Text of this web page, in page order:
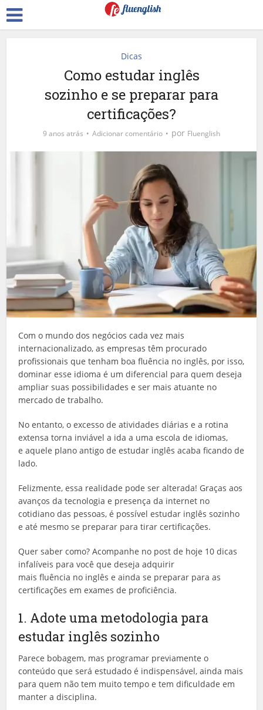
Dicas
Como estudar inglês
sozinho e se preparar para
certificações?
9 anos atrás Adicionar comentário por Fluenglish
Com o mundo dos negócios cada vez mais
internacionalizado, as empresas têm procurado
profissionais que tenham boa fluência no inglês, por isso,
dominar esse idioma é um diferencial para quem deseja
ampliar suas possibilidades e ser mais atuante no
mercado de trabalho.
No entanto, o excesso de atividades diárias e a rotina
extensa torna inviável a ida a uma escola de idiomas,
e aquele plano antigo de estudar inglês acaba ficando de
lado.
Felizmente, essa realidade pode ser alterada! Graças aos
avanços da tecnologia e presença da internet no
cotidiano das pessoas, é possível estudar inglês sozinho
e até mesmo se preparar para tirar certificações.
Quer saber como? Acompanhe no post de hoje 10 dicas
infalíveis para você que deseja adquirir
mais fluência no inglês e ainda se preparar para as
certificações em exames de proficiência.
1. Adote uma metodologia para
estudar inglês sozinho
Parece bobagem, mas programar previamente o
conteúdo que será estudado é indispensável, ainda mais
para quem não tem muito tempo e tem dificuldade em
manter a disciplina.